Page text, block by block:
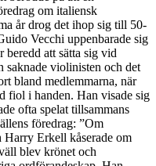
om italiensk
år drog det ihop sig till 50-
Vecchi uppenbarade sig
att sätta sig vid
saknade violinisten och det
bland medlemmarna, när
fiol i handen. Han visade sig
ofta spelat tillsammans
föredrag: ”Om
Harry Erkell kåserade om
blev krönet och